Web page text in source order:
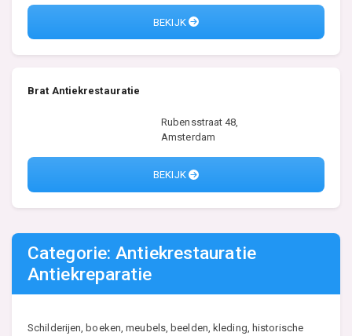
BEKIJK
Brat Antiekrestauratie
Rubensstraat 48,
Amsterdam
BEKIJK
Categorie: Antiekrestauratie
Antiekreparatie
Schilderijen, boeken, meubels, beelden, kleding, historische